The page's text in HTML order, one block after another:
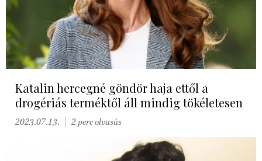
Katalin hercegné göndör haja ettől a
drogériás terméktől áll mindig tökéletesen
2023.07.13. 2 perc olvasás